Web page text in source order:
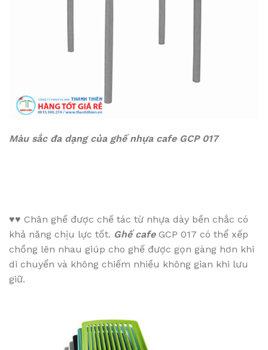
Màu sắc đa dạng của ghế nhựa cafe GCP 017
♥♥ Chân ghế được chế tác từ nhựa dày bền chắc có
khả năng chịu lực tốt. Ghế cafeGCP 017 có thể xếp
chồng lên nhau giúp cho ghế được gọn gàng hơn khi
di chuyển và không chiếm nhiều không gian khi lưu
giữ.